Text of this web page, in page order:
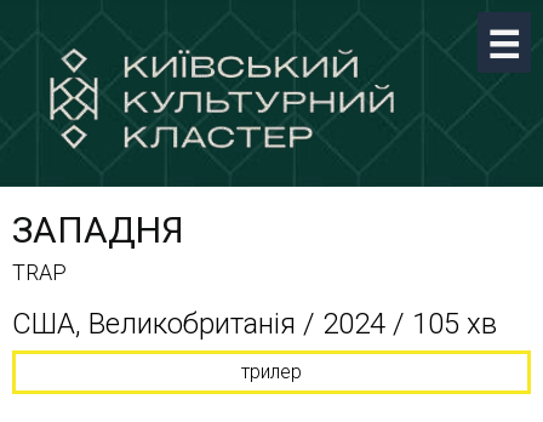
ЗАПАДНЯ
TRAP
США, Великобританія / 2024 / 105 хв
трилер